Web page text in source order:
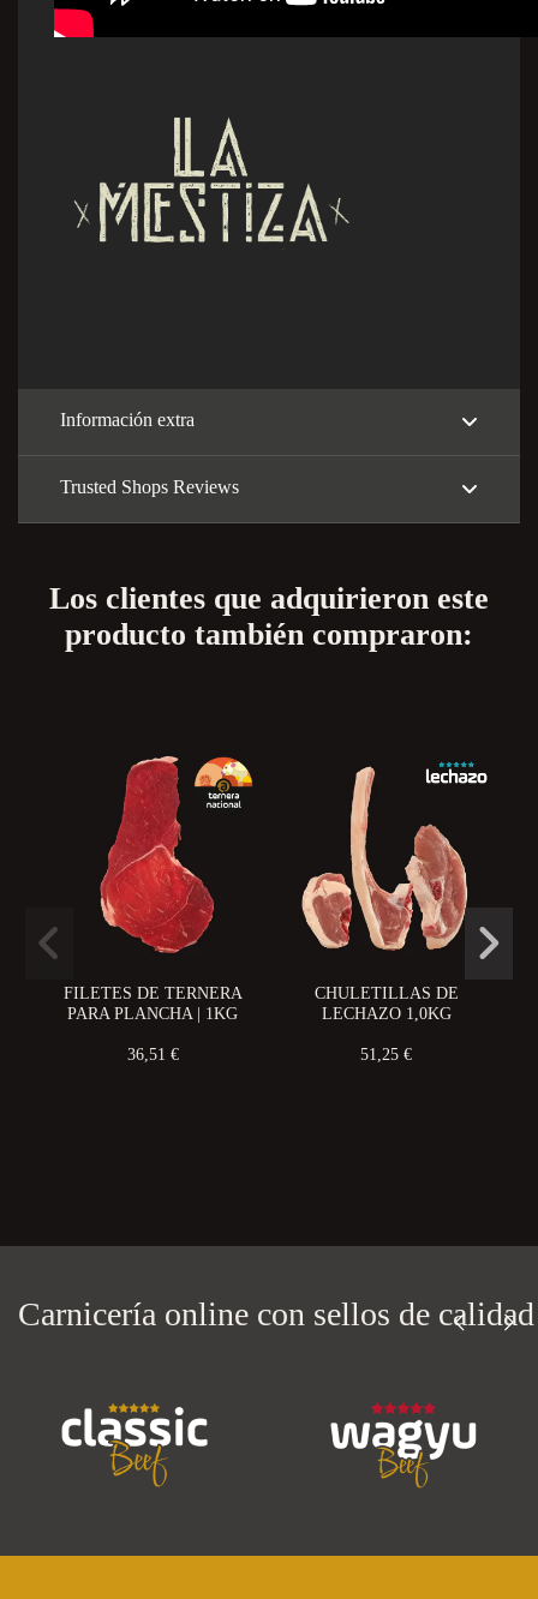
Información extra
Trusted Shops Reviews
Los clientes que adquirieron este
producto también compraron:
FILETES DE TERNERA
PARA PLANCHA | 1KG
36,51 €
CHULETILLAS DE
LECHAZO 1,0KG
51,25 €
Carnicería online con sellos de calidad